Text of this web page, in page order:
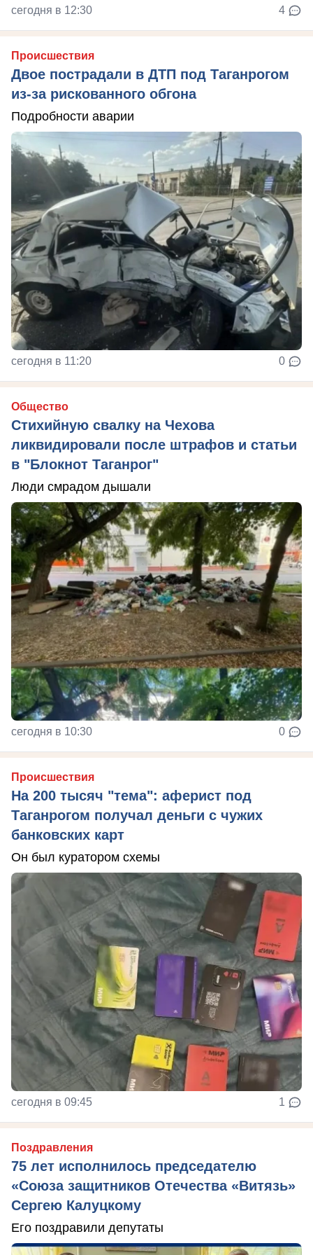
сегодня в 12:30 4
Происшествия
Двое пострадали в ДТП под Таганрогом
из-за рискованного обгона
Подробности аварии
сегодня в 11:20 0
Общество
Стихийную свалку на Чехова
ликвидировали после штрафов и статьи
в "Блокнот Таганрог"
Люди смрадом дышали
сегодня в 10:30 0
Происшествия
На 200 тысяч "тема": аферист под
Таганрогом получал деньги с чужих
банковских карт
Он был куратором схемы
сегодня в 09:45 1
Поздравления
75 лет исполнилось председателю
«Союза защитников Отечества «Витязь»
Сергею Калуцкому
Его поздравили депутаты